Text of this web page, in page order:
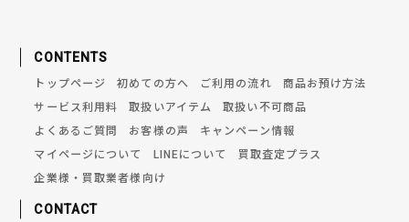
CONTENTS
トップページ 初めての方へ ご利用の流れ
商品お預け方法
サービス利用料
取扱いアイテム
取扱い不可商品
よくあるご質問
お客様の声
キャンペーン情報
マイページについて
LINEについて
買取査定プラス
企業様・買取業者様向け
CONTACT